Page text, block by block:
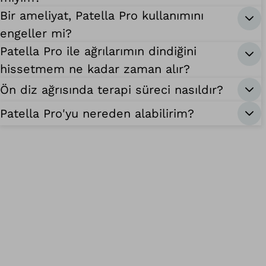
Bir ameliyat, Patella Pro kullanımını
engeller mi?
Patella Pro ile ağrılarımın dindiğini
hissetmem ne kadar zaman alır?
Ön diz ağrısında terapi süreci nasıldır?
Patella Pro'yu nereden alabilirim?